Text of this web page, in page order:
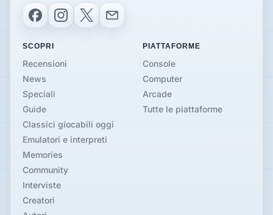
FacebookInstagram
X Email
SCOPRI
Recensioni
News
Speciali
Guide
Classici giocabili oggi
Emulatori e interpreti
Memories
Community
Interviste
Creatori
PIATTAFORME
Console
Computer
Arcade
Tutte le piattaforme